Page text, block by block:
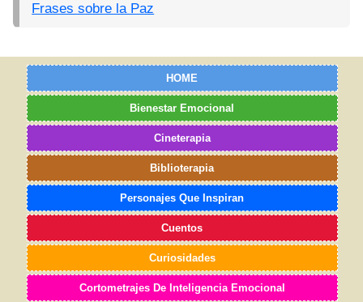
Frases sobre la Paz
HOME
Bienestar Emocional
Cineterapia
Biblioterapia
Personajes Que Inspiran
Cuentos
Curiosidades
Cortometrajes De Inteligencia Emocional